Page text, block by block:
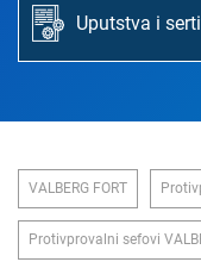
Uputstva i
VALBERG FORT
Protivprovalni sefovi